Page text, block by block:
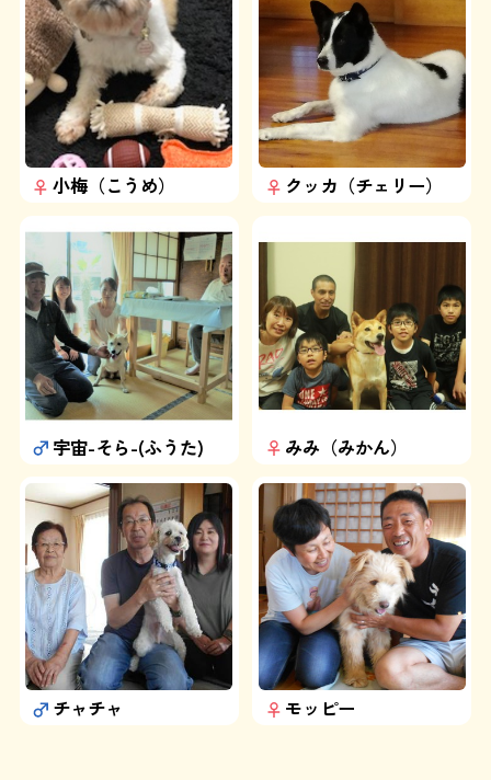
小梅（こうめ） クッカ（チェリー）
宇宙-そら-(ふうた) みみ（みかん）
チャチャ モッピー